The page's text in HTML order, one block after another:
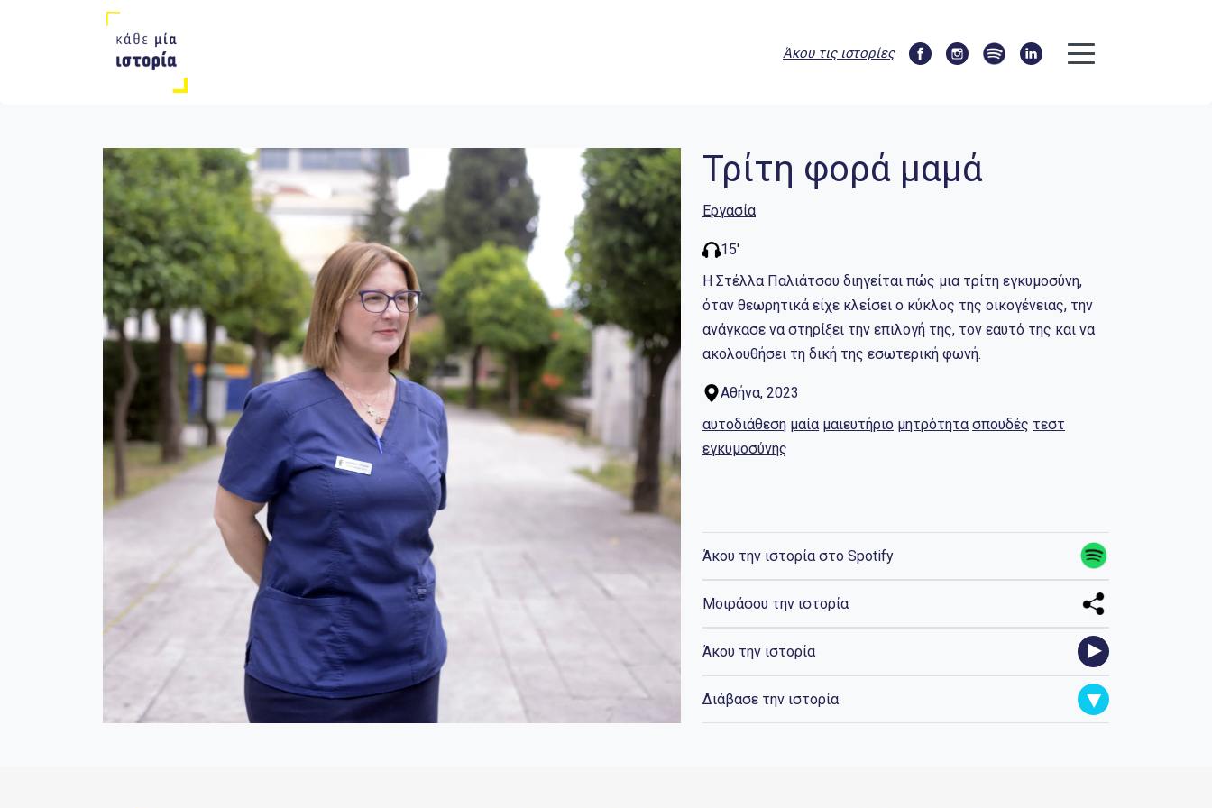
Άκου τις ιστορίες
Τρίτη φορά μαμά
Εργασία
15'
Η Στέλλα Παλιάτσου διηγείται πώς μια τρίτη εγκυμοσύνη,
όταν θεωρητικά είχε κλείσει ο κύκλος της οικογένειας, την
ανάγκασε να στηρίξει την επιλογή της, τον εαυτό της και να
ακολουθήσει τη δική της εσωτερική φωνή.
Αθήνα, 2023
αυτοδιάθεση μαία μαιευτήριο μητρότητα σπουδές τεστ
εγκυμοσύνης
Άκου την ιστορία στο Spotify
Μοιράσου την ιστορία
Άκου την ιστορία
Διάβασε την ιστορία